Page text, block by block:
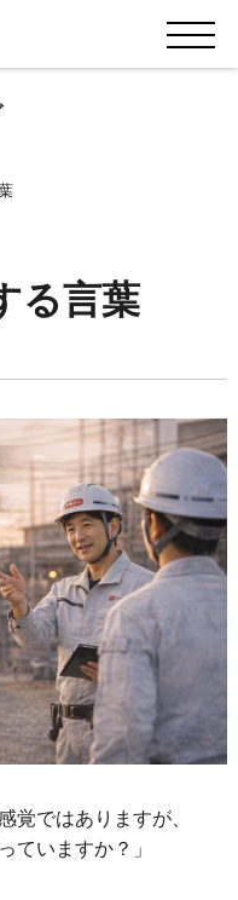
る言葉
覚ではありますが、
ていますか？」